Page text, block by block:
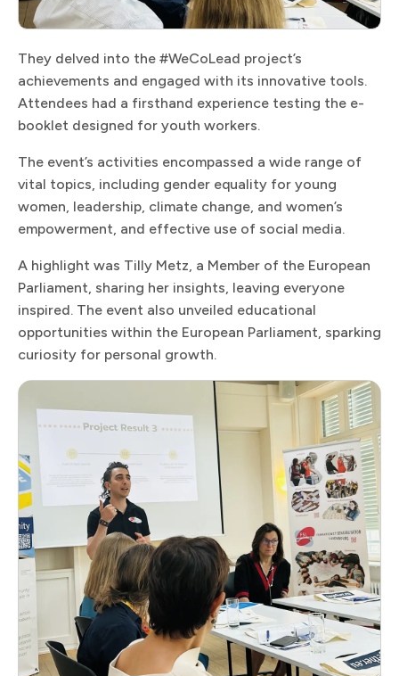
They delved into the #WeCoLead project’s
achievements and engaged with its innovative tools.
Attendees had a firsthand experience testing the e-
booklet designed for youth workers.​​​​‌ ‍ ​‍​‍‌‍ ‌ ​‍‌‍‍‌‌‍‌ ‌‍‍‌‌‍ ‍​‍​‍​ ‍‍​‍​‍‌ ​ ‌‍​‌‌‍ ‍‌‍‍‌‌ ‌​‌ ‍‌​‍ ‍‌‍‍‌‌‍ ​‍​‍​‍ ​​‍​‍‌‍‍​‌ ​‍‌‍‌‌‌‍‌‍​‍​‍​ ‍‍​‍​‍​‍ ‌ ​ ‌ ‌​‌ ‌‌‌‍‌​‌‍‍‌‌‍ ​‍ ‌‍‍‌‌‍ ‍‌ ‌​‌‍‌‌‌‍ ‍‌ ‌​​‍ ‌‍‌‌‌‍‌​‌‍‍‌‌ ‌​​‍ ‌‍ ‌‌‍ ‌‍‌​‌‍‌‌​ ‌‌ ​​‌ ​‍‌‍‌‌‌ ​ ‌‍‌‌‌‍ ‍‌ ‌​‌‍​‌‌ ‌​‌‍‍‌‌‍ ‌‍ ‍​ ‍ ‌‍‍‌‌‍‌​​ ‌​ ​ ​ ‍‌‌‍‌​‌‍​‍​ ​ ​ ​​‌‍‌‌‌‍‌‌​‍ ‌‌‍‌‍‌‍‌‍​ ‍​‌‍​ ​‍ ‌​ ‌​‌‍‌‍​ ‌​​ ‍​​‍ ‌​ ‍​​ ‌ ‌‍​ ​ ‌‍​‍ ‌​ ​‌‌‍​‌​ ‍​​ ​ ‌‍‌‍‌‍​ ​ ‌ ​ ​ ​ ​‍​ ‌‌‌‍‌​​ ‍‌​ ‍ ‌ ‌​‌ ‍‌‌ ​​‌‍‌‌​ ‌‌‍ ‍‌‍‌‌‌ ‌ ‌ ​ ‌‌​​‌‍ ‌ ​ ‌ ‌​​ ‍ ‌ ​​‌‍​‌‌ ‌​‌‍‍​​ ‌‌ ​ ‌‍‌‌‌‍​ ‌ ‌​‌‍‍‌‌‍ ‌‍ ‍‌ ​ ​‍‌‌​ ‌‌‌​​‍‌‌ ‌‍‍ ‌‍‌‌‌ ‍‌​‍‌‌​ ​ ‌​‌​​‍‌‌​ ​ ‌​‌​​‍‌‌​ ​‍​ ​‍‌‍​ ​ ‍‌​ ‌ ​ ​​‌‍‌​‌‍​ ​ ​‌‌‍​‍‌‍​ ‌‍​‍​ ​‍​ ‍‌​‍‌‌​ ​‍​ ​‍​‍‌‌​ ‌‌‌​‌​​‍ ‍‌‍​ ‌‍ ‌‍ ‍‌ ‌​‌‍‌‌‌‍ ‍‌ ‌​​‍‌‌​ ‌‌‌​​‍‌‌ ‌‍‍ ‌‍‌‌‌ ‍‌​‍‌‌​ ​ ‌​‌​​‍‌‌​ ​ ‌​‌​​‍‌‌​ ​‍​ ​‍‌‍‌‌​ ​‌‌‍​‌​ ‌‍​ ​‌​ ‌‌​ ​ ​ ‌‌​ ‌‌​ ​‍‌‍‌​​ ‌​​‍‌‌​ ​‍​ ​‍​‍‌‌​ ‌‌‌​‌​​‍ ‍‌‍​ ‌‍‍​‌‍‍‌‌‍ ​‌‍‌​‌ ​‍‌‍‌‌‌‍ ‍​‍‌‌​ ‌‌‌​​‍‌‌ ‌‍‍ ‌‍‌‌‌ ‍‌​‍‌‌​ ​ ‌​‌​​‍‌‌​ ​ ‌​‌​​‍‌‌​ ​‍​ ​‍‌‍​‍​ ​​‌‍‌‌‌‍‌‍‌‍‌​​ ‍‌‌‍‌‍​ ‍​​ ​‍​ ​‍‌‍‌​​ ‍​​‍‌‌​ ​‍​ ​‍​‍‌‌​ ‌‌‌​‌​​‍ ‍‌ ‌​‌‍‌‌‌ ‍​‌ ‌​​ ‌‍​‍‌‍​‌‌ ​ ‌‍‌‌‌‌‌‌‌ ​‍‌‍ ​​ ‌​‍‌‌​ ​‍‌​‌‍‌ ​ ‌ ‌​‌ ‌‌‌‍‌​‌‍‍‌‌‍ ​‍‌‍‌‍‍‌‌‍‌​​ ‌​ ​ ​ ‍‌‌‍‌​‌‍​‍​ ​ ​ ​​‌‍‌‌‌‍‌‌​‍ ‌‌‍‌‍‌‍‌‍​ ‍​‌‍​ ​‍ ‌​ ‌​‌‍‌‍​ ‌​​ ‍​​‍ ‌​ ‍​​ ‌ ‌‍​ ​ ‌‍​‍ ‌​ ​‌‌‍​‌​ ‍​​ ​ ‌‍‌‍‌‍​ ​ ‌ ​ ​ ​ ​‍​ ‌‌‌‍‌​​ ‍‌​‍‌‍‌ ‌​‌ ‍‌‌ ​​‌‍‌‌​ ‌‌‍ ‍‌‍‌‌‌ ‌ ‌ ​ ‌‌​​‌‍ ‌ ​ ‌ ‌​​‍‌‍‌ ​​‌‍​‌‌ ‌​‌‍‍​​ ‌‌ ​ ‌‍‌‌‌‍​ ‌ ‌​‌‍‍‌‌‍ ‌‍ ‍‌ ​ ​‍‌‌​ ‌‌‌​​‍‌‌ ‌‍‍ ‌‍‌‌‌ ‍‌​‍‌‌​ ​ ‌​‌​​‍‌‌​ ​ ‌​‌​​‍‌‌​ ​‍​ ​‍‌‍​ ​ ‍‌​ ‌ ​ ​​‌‍‌​‌‍​ ​ ​‌‌‍​‍‌‍​ ‌‍​‍​ ​‍​ ‍‌​‍‌‌​ ​‍​ ​‍​‍‌‌​ ‌‌‌​‌​​‍ ‍‌‍​ ‌‍ ‌‍ ‍‌ ‌​‌‍‌‌‌‍ ‍‌ ‌​​‍‌‌​ ‌‌‌​​‍‌‌ ‌‍‍ ‌‍‌‌‌ ‍‌​‍‌‌​ ​ ‌​‌​​‍‌‌​ ​ ‌​‌​​‍‌‌​ ​‍​ ​‍‌‍‌‌​ ​‌‌‍​‌​ ‌‍​ ​‌​ ‌‌​ ​ ​ ‌‌​ ‌‌​ ​‍‌‍‌​​ ‌​​‍‌‌​ ​‍​ ​‍​‍‌‌​ ‌‌‌​‌​​‍ ‍‌‍​ ‌‍‍​‌‍‍‌‌‍ ​‌‍‌​‌ ​‍‌‍‌‌‌‍ ‍​‍‌‌​ ‌‌‌​​‍‌‌ ‌‍‍ ‌‍‌‌‌ ‍‌​‍‌‌​ ​ ‌​‌​​‍‌‌​ ​ ‌​‌​​‍‌‌​ ​‍​ ​‍‌‍​‍​ ​​‌‍‌‌‌‍‌‍‌‍‌​​ ‍‌‌‍‌‍​ ‍​​ ​‍​ ​‍‌‍‌​​ ‍​​‍‌‌​ ​‍​ ​‍​‍‌‌​ ‌‌‌​‌​​‍ ‍‌ ‌​‌‍‌‌‌ ‍​‌ ‌​​‍‌‍‌ ​​‌‍‌‌‌ ​‍‌ ​ ‌ ​​‌‍‌‌‌‍​ ‌ ‌​‌‍‍‌‌ ‌‍‌‍‌‌​ ‌‌ ​​‌ ‌‌‌‍​‍‌‍ ​‌‍‍‌‌ ​ ‌‍‍​‌‍‌‌‌‍‌​​‍​‍‌ ‌
The event’s activities encompassed a wide range of
vital topics, including gender equality for young
women, leadership, climate change, and women’s
empowerment, and effective use of social media.​​​​‌ ‍ ​‍​‍‌‍ ‌ ​‍‌‍‍‌‌‍‌ ‌‍‍‌‌‍ ‍​‍​‍​ ‍‍​‍​‍‌ ​ ‌‍​‌‌‍ ‍‌‍‍‌‌ ‌​‌ ‍‌​‍ ‍‌‍‍‌‌‍ ​‍​‍​‍ ​​‍​‍‌‍‍​‌ ​‍‌‍‌‌‌‍‌‍​‍​‍​ ‍‍​‍​‍​‍ ‌ ​ ‌ ‌​‌ ‌‌‌‍‌​‌‍‍‌‌‍ ​‍ ‌‍‍‌‌‍ ‍‌ ‌​‌‍‌‌‌‍ ‍‌ ‌​​‍ ‌‍‌‌‌‍‌​‌‍‍‌‌ ‌​​‍ ‌‍ ‌‌‍ ‌‍‌​‌‍‌‌​ ‌‌ ​​‌ ​‍‌‍‌‌‌ ​ ‌‍‌‌‌‍ ‍‌ ‌​‌‍​‌‌ ‌​‌‍‍‌‌‍ ‌‍ ‍​ ‍ ‌‍‍‌‌‍‌​​ ‌​ ​ ​ ‍‌‌‍‌​‌‍​‍​ ​ ​ ​​‌‍‌‌‌‍‌‌​‍ ‌‌‍‌‍‌‍‌‍​ ‍​‌‍​ ​‍ ‌​ ‌​‌‍‌‍​ ‌​​ ‍​​‍ ‌​ ‍​​ ‌ ‌‍​ ​ ‌‍​‍ ‌​ ​‌‌‍​‌​ ‍​​ ​ ‌‍‌‍‌‍​ ​ ‌ ​ ​ ​ ​‍​ ‌‌‌‍‌​​ ‍‌​ ‍ ‌ ‌​‌ ‍‌‌ ​​‌‍‌‌​ ‌‌‍ ‍‌‍‌‌‌ ‌ ‌ ​ ‌‌​​‌‍ ‌ ​ ‌ ‌​​ ‍ ‌ ​​‌‍​‌‌ ‌​‌‍‍​​ ‌‌ ​ ‌‍‌‌‌‍​ ‌ ‌​‌‍‍‌‌‍ ‌‍ ‍‌ ​ ​‍‌‌​ ‌‌‌​​‍‌‌ ‌‍‍ ‌‍‌‌‌ ‍‌​‍‌‌​ ​ ‌​‌​​‍‌‌​ ​ ‌​‌​​‍‌‌​ ​‍​ ​‍‌‍​ ​ ‍‌​ ‌ ​ ​​‌‍‌​‌‍​ ​ ​‌‌‍​‍‌‍​ ‌‍​‍​ ​‍​ ‍‌​‍‌‌​ ​‍​ ​‍​‍‌‌​ ‌‌‌​‌​​‍ ‍‌‍​ ‌‍ ‌‍ ‍‌ ‌​‌‍‌‌‌‍ ‍‌ ‌​​‍‌‌​ ‌‌‌​​‍‌‌ ‌‍‍ ‌‍‌‌‌ ‍‌​‍‌‌​ ​ ‌​‌​​‍‌‌​ ​ ‌​‌​​‍‌‌​ ​‍​ ​‍​ ‍‌​ ​ ​ ​ ​ ‌ ​ ​​​ ‍​‌‍​ ​ ‌‍​ ‌‍​ ‌‍​ ​‍‌‍​ ​‍‌‌​ ​‍​ ​‍​‍‌‌​ ‌‌‌​‌​​‍ ‍‌‍​ ‌‍‍​‌‍‍‌‌‍ ​‌‍‌​‌ ​‍‌‍‌‌‌‍ ‍​‍‌‌​ ‌‌‌​​‍‌‌ ‌‍‍ ‌‍‌‌‌ ‍‌​‍‌‌​ ​ ‌​‌​​‍‌‌​ ​ ‌​‌​​‍‌‌​ ​‍​ ​‍‌‍‌‌​ ‍​​ ‌ ‌‍‌‌​ ‌ ​ ​​​ ‍​​ ‌‌‌‍‌‍​ ​​​ ​‌‌‍​ ​‍‌‌​ ​‍​ ​‍​‍‌‌​ ‌‌‌​‌​​‍ ‍‌ ‌​‌‍‌‌‌ ‍​‌ ‌​​ ‌‍​‍‌‍​‌‌ ​ ‌‍‌‌‌‌‌‌‌ ​‍‌‍ ​​ ‌​‍‌‌​ ​‍‌​‌‍‌ ​ ‌ ‌​‌ ‌‌‌‍‌​‌‍‍‌‌‍ ​‍‌‍‌‍‍‌‌‍‌​​ ‌​ ​ ​ ‍‌‌‍‌​‌‍​‍​ ​ ​ ​​‌‍‌‌‌‍‌‌​‍ ‌‌‍‌‍‌‍‌‍​ ‍​‌‍​ ​‍ ‌​ ‌​‌‍‌‍​ ‌​​ ‍​​‍ ‌​ ‍​​ ‌ ‌‍​ ​ ‌‍​‍ ‌​ ​‌‌‍​‌​ ‍​​ ​ ‌‍‌‍‌‍​ ​ ‌ ​ ​ ​ ​‍​ ‌‌‌‍‌​​ ‍‌​‍‌‍‌ ‌​‌ ‍‌‌ ​​‌‍‌‌​ ‌‌‍ ‍‌‍‌‌‌ ‌ ‌ ​ ‌‌​​‌‍ ‌ ​ ‌ ‌​​‍‌‍‌ ​​‌‍​‌‌ ‌​‌‍‍​​ ‌‌ ​ ‌‍‌‌‌‍​ ‌ ‌​‌‍‍‌‌‍ ‌‍ ‍‌ ​ ​‍‌‌​ ‌‌‌​​‍‌‌ ‌‍‍ ‌‍‌‌‌ ‍‌​‍‌‌​ ​ ‌​‌​​‍‌‌​ ​ ‌​‌​​‍‌‌​ ​‍​ ​‍‌‍​ ​ ‍‌​ ‌ ​ ​​‌‍‌​‌‍​ ​ ​‌‌‍​‍‌‍​ ‌‍​‍​ ​‍​ ‍‌​‍‌‌​ ​‍​ ​‍​‍‌‌​ ‌‌‌​‌​​‍ ‍‌‍​ ‌‍ ‌‍ ‍‌ ‌​‌‍‌‌‌‍ ‍‌ ‌​​‍‌‌​ ‌‌‌​​‍‌‌ ‌‍‍ ‌‍‌‌‌ ‍‌​‍‌‌​ ​ ‌​‌​​‍‌‌​ ​ ‌​‌​​‍‌‌​ ​‍​ ​‍​ ‍‌​ ​ ​ ​ ​ ‌ ​ ​​​ ‍​‌‍​ ​ ‌‍​ ‌‍​ ‌‍​ ​‍‌‍​ ​‍‌‌​ ​‍​ ​‍​‍‌‌​ ‌‌‌​‌​​‍ ‍‌‍​ ‌‍‍​‌‍‍‌‌‍ ​‌‍‌​‌ ​‍‌‍‌‌‌‍ ‍​‍‌‌​ ‌‌‌​​‍‌‌ ‌‍‍ ‌‍‌‌‌ ‍‌​‍‌‌​ ​ ‌​‌​​‍‌‌​ ​ ‌​‌​​‍‌‌​ ​‍​ ​‍‌‍‌‌​ ‍​​ ‌ ‌‍‌‌​ ‌ ​ ​​​ ‍​​ ‌‌‌‍‌‍​ ​​​ ​‌‌‍​ ​‍‌‌​ ​‍​ ​‍​‍‌‌​ ‌‌‌​‌​​‍ ‍‌ ‌​‌‍‌‌‌ ‍​‌ ‌​​‍‌‍‌ ​​‌‍‌‌‌ ​‍‌ ​ ‌ ​​‌‍‌‌‌‍​ ‌ ‌​‌‍‍‌‌ ‌‍‌‍‌‌​ ‌‌ ​​‌ ‌‌‌‍​‍‌‍ ​‌‍‍‌‌ ​ ‌‍‍​‌‍‌‌‌‍‌​​‍​‍‌ ‌
A highlight was Tilly Metz, a Member of the European
Parliament, sharing her insights, leaving everyone
inspired. The event also unveiled educational
opportunities within the European Parliament, sparking
curiosity for personal growth.​​​​‌ ‍ ​‍​‍‌‍ ‌ ​‍‌‍‍‌‌‍‌ ‌‍‍‌‌‍ ‍​‍​‍​ ‍‍​‍​‍‌ ​ ‌‍​‌‌‍ ‍‌‍‍‌‌ ‌​‌ ‍‌​‍ ‍‌‍‍‌‌‍ ​‍​‍​‍ ​​‍​‍‌‍‍​‌ ​‍‌‍‌‌‌‍‌‍​‍​‍​ ‍‍​‍​‍​‍ ‌ ​ ‌ ‌​‌ ‌‌‌‍‌​‌‍‍‌‌‍ ​‍ ‌‍‍‌‌‍ ‍‌ ‌​‌‍‌‌‌‍ ‍‌ ‌​​‍ ‌‍‌‌‌‍‌​‌‍‍‌‌ ‌​​‍ ‌‍ ‌‌‍ ‌‍‌​‌‍‌‌​ ‌‌ ​​‌ ​‍‌‍‌‌‌ ​ ‌‍‌‌‌‍ ‍‌ ‌​‌‍​‌‌ ‌​‌‍‍‌‌‍ ‌‍ ‍​ ‍ ‌‍‍‌‌‍‌​​ ‌​ ​ ​ ‍‌‌‍‌​‌‍​‍​ ​ ​ ​​‌‍‌‌‌‍‌‌​‍ ‌‌‍‌‍‌‍‌‍​ ‍​‌‍​ ​‍ ‌​ ‌​‌‍‌‍​ ‌​​ ‍​​‍ ‌​ ‍​​ ‌ ‌‍​ ​ ‌‍​‍ ‌​ ​‌‌‍​‌​ ‍​​ ​ ‌‍‌‍‌‍​ ​ ‌ ​ ​ ​ ​‍​ ‌‌‌‍‌​​ ‍‌​ ‍ ‌ ‌​‌ ‍‌‌ ​​‌‍‌‌​ ‌‌‍ ‍‌‍‌‌‌ ‌ ‌ ​ ‌‌​​‌‍ ‌ ​ ‌ ‌​​ ‍ ‌ ​​‌‍​‌‌ ‌​‌‍‍​​ ‌‌ ​ ‌‍‌‌‌‍​ ‌ ‌​‌‍‍‌‌‍ ‌‍ ‍‌ ​ ​‍‌‌​ ‌‌‌​​‍‌‌ ‌‍‍ ‌‍‌‌‌ ‍‌​‍‌‌​ ​ ‌​‌​​‍‌‌​ ​ ‌​‌​​‍‌‌​ ​‍​ ​‍‌‍​ ​ ‍‌​ ‌ ​ ​​‌‍‌​‌‍​ ​ ​‌‌‍​‍‌‍​ ‌‍​‍​ ​‍​ ‍‌​‍‌‌​ ​‍​ ​‍​‍‌‌​ ‌‌‌​‌​​‍ ‍‌‍​ ‌‍ ‌‍ ‍‌ ‌​‌‍‌‌‌‍ ‍‌ ‌​​‍‌‌​ ‌‌‌​​‍‌‌ ‌‍‍ ‌‍‌‌‌ ‍‌​‍‌‌​ ​ ‌​‌​​‍‌‌​ ​ ‌​‌​​‍‌‌​ ​‍​ ​‍​ ‌​‌‍​‌‌‍​ ​ ‌‌​ ‌‍‌‍‌‌‌‍‌‌‌‍‌‌​ ‌​​ ​​​ ​ ​ ‍​​‍‌‌​ ​‍​ ​‍​‍‌‌​ ‌‌‌​‌​​‍ ‍‌‍​ ‌‍‍​‌‍‍‌‌‍ ​‌‍‌​‌ ​‍‌‍‌‌‌‍ ‍​‍‌‌​ ‌‌‌​​‍‌‌ ‌‍‍ ‌‍‌‌‌ ‍‌​‍‌‌​ ​ ‌​‌​​‍‌‌​ ​ ‌​‌​​‍‌‌​ ​‍​ ​‍​ ​‌‌‍‌‍‌‍‌‍​ ‌‍​ ​ ​ ‍​​ ‌ ​ ​ ‌‍​‍‌‍‌‌​ ‍‌‌‍​‍​‍‌‌​ ​‍​ ​‍​‍‌‌​ ‌‌‌​‌​​‍ ‍‌ ‌​‌‍‌‌‌ ‍​‌ ‌​​ ‌‍​‍‌‍​‌‌ ​ ‌‍‌‌‌‌‌‌‌ ​‍‌‍ ​​ ‌​‍‌‌​ ​‍‌​‌‍‌ ​ ‌ ‌​‌ ‌‌‌‍‌​‌‍‍‌‌‍ ​‍‌‍‌‍‍‌‌‍‌​​ ‌​ ​ ​ ‍‌‌‍‌​‌‍​‍​ ​ ​ ​​‌‍‌‌‌‍‌‌​‍ ‌‌‍‌‍‌‍‌‍​ ‍​‌‍​ ​‍ ‌​ ‌​‌‍‌‍​ ‌​​ ‍​​‍ ‌​ ‍​​ ‌ ‌‍​ ​ ‌‍​‍ ‌​ ​‌‌‍​‌​ ‍​​ ​ ‌‍‌‍‌‍​ ​ ‌ ​ ​ ​ ​‍​ ‌‌‌‍‌​​ ‍‌​‍‌‍‌ ‌​‌ ‍‌‌ ​​‌‍‌‌​ ‌‌‍ ‍‌‍‌‌‌ ‌ ‌ ​ ‌‌​​‌‍ ‌ ​ ‌ ‌​​‍‌‍‌ ​​‌‍​‌‌ ‌​‌‍‍​​ ‌‌ ​ ‌‍‌‌‌‍​ ‌ ‌​‌‍‍‌‌‍ ‌‍ ‍‌ ​ ​‍‌‌​ ‌‌‌​​‍‌‌ ‌‍‍ ‌‍‌‌‌ ‍‌​‍‌‌​ ​ ‌​‌​​‍‌‌​ ​ ‌​‌​​‍‌‌​ ​‍​ ​‍‌‍​ ​ ‍‌​ ‌ ​ ​​‌‍‌​‌‍​ ​ ​‌‌‍​‍‌‍​ ‌‍​‍​ ​‍​ ‍‌​‍‌‌​ ​‍​ ​‍​‍‌‌​ ‌‌‌​‌​​‍ ‍‌‍​ ‌‍ ‌‍ ‍‌ ‌​‌‍‌‌‌‍ ‍‌ ‌​​‍‌‌​ ‌‌‌​​‍‌‌ ‌‍‍ ‌‍‌‌‌ ‍‌​‍‌‌​ ​ ‌​‌​​‍‌‌​ ​ ‌​‌​​‍‌‌​ ​‍​ ​‍​ ‌​‌‍​‌‌‍​ ​ ‌‌​ ‌‍‌‍‌‌‌‍‌‌‌‍‌‌​ ‌​​ ​​​ ​ ​ ‍​​‍‌‌​ ​‍​ ​‍​‍‌‌​ ‌‌‌​‌​​‍ ‍‌‍​ ‌‍‍​‌‍‍‌‌‍ ​‌‍‌​‌ ​‍‌‍‌‌‌‍ ‍​‍‌‌​ ‌‌‌​​‍‌‌ ‌‍‍ ‌‍‌‌‌ ‍‌​‍‌‌​ ​ ‌​‌​​‍‌‌​ ​ ‌​‌​​‍‌‌​ ​‍​ ​‍​ ​‌‌‍‌‍‌‍‌‍​ ‌‍​ ​ ​ ‍​​ ‌ ​ ​ ‌‍​‍‌‍‌‌​ ‍‌‌‍​‍​‍‌‌​ ​‍​ ​‍​‍‌‌​ ‌‌‌​‌​​‍ ‍‌ ‌​‌‍‌‌‌ ‍​‌ ‌​​‍‌‍‌ ​​‌‍‌‌‌ ​‍‌ ​ ‌ ​​‌‍‌‌‌‍​ ‌ ‌​‌‍‍‌‌ ‌‍‌‍‌‌​ ‌‌ ​​‌ ‌‌‌‍​‍‌‍ ​‌‍‍‌‌ ​ ‌‍‍​‌‍‌‌‌‍‌​​‍​‍‌ ‌